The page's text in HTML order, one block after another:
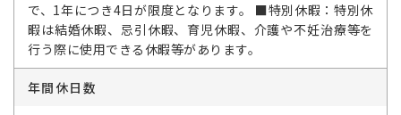
で、1年につき4日が限度となります。 ■特別休暇：特別休
暇は結婚休暇、忌引休暇、育児休暇、介護や不妊治療等を
行う際に使用できる休暇等があります。
年間休日数